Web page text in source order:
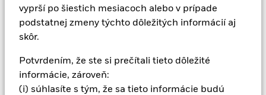
vyprší po šiestich mesiacoch alebo v prípade
podstatnej zmeny týchto dôležitých informácií aj
skôr.
Potvrdením, že ste si prečítali tieto dôležité
informácie, zároveň:
(i) súhlasíte s tým, že sa tieto informácie budú
Derivátové nástroje sú finančné zmluvy, ktorých hodnota je
viazaná na iné finančné aktívum. Používanie derivátových
rizika, takzvaného SRI (Summary Risk Indicator). Spoločnosť
BlackRock klasifikovala tento fond ako 6 zo 7, čo je druhá
najvyššia riziková trieda. Táto klasifikácia nie je garantovaná,